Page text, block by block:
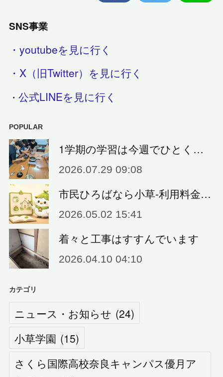
SNS事業
・youtubeを見に行く
・X（旧Twitter）を見に行く
・公式LINEを見に行く
POPULAR
1学期の学習は今週でひとく…
2026.07.29 09:08
市民ひろばなら小草‐利用料金…
2026.05.02 15:41
着々と工事はすすんでいます
2026.04.10 04:10
カテゴリ
ニュース・お知らせ (24)
小草学園 (15)
さくら国際高校奈良キャンパス優月ア